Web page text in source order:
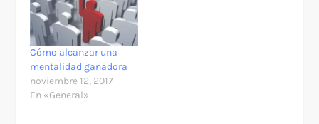
Cómo alcanzar una
mentalidad ganadora
noviembre 12, 2017
En «General»